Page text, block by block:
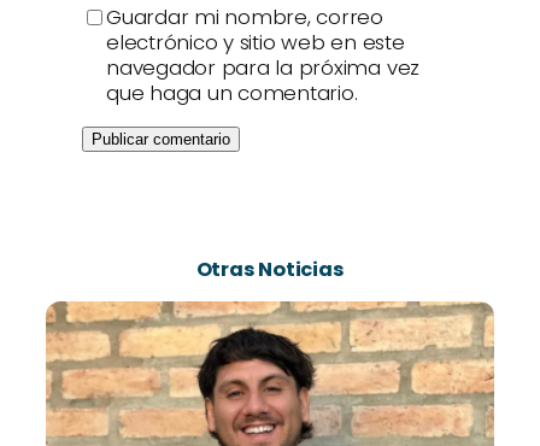
Guardar mi nombre, correo
electrónico y sitio web en este
navegador para la próxima vez
que haga un comentario.
Otras Noticias